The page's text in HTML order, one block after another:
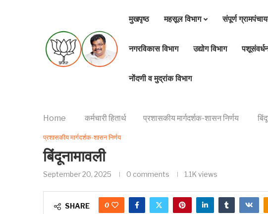
मुखपृष्ठ महसूल विभाग संपूर्ण
नगरविकास विभाग उद्योग विभाग
नोंदणी व मुद्रांक विभाग
Home कर्मचारी हितार्थ प्रशासकीय मार्गदर्शक-शासन निर्णय
प्रशासकीय मार्गदर्शक-शासन निर्णय
बिंदूनामावली
September 20, 2025 0 comments 1.1K views
SHARE 0